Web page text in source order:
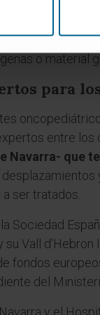
familias.
de nuevas
o material
para
entre
Navarra- que
ser tratados.
Sociedad
su Vall
fondos
del